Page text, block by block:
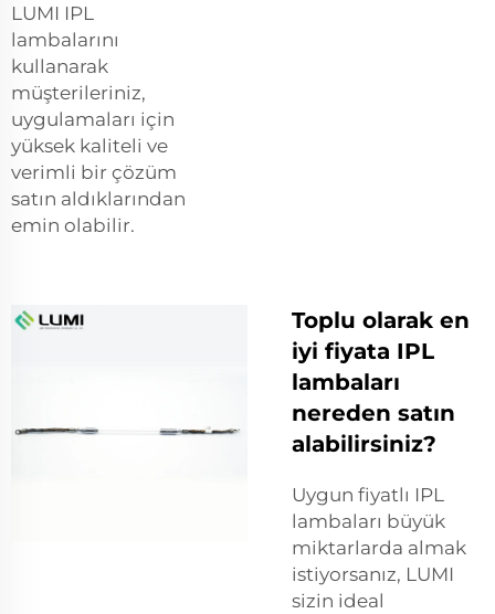
LUMI IPL
lambalarını
kullanarak
müşterileriniz,
uygulamaları için
yüksek kaliteli ve
verimli bir çözüm
satın aldıklarından
emin olabilir.
Toplu olarak en
iyi fiyata IPL
lambaları
nereden satın
alabilirsiniz?
Uygun fiyatlı IPL
lambaları büyük
miktarlarda almak
istiyorsanız, LUMI
sizin ideal